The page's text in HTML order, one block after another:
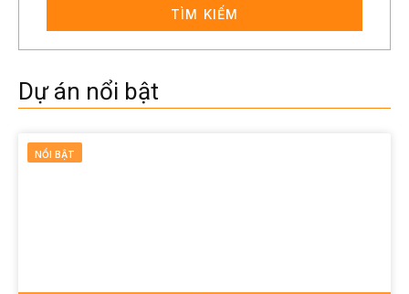
TÌM KIẾM
Dự án nổi bật
NỔI BẬT